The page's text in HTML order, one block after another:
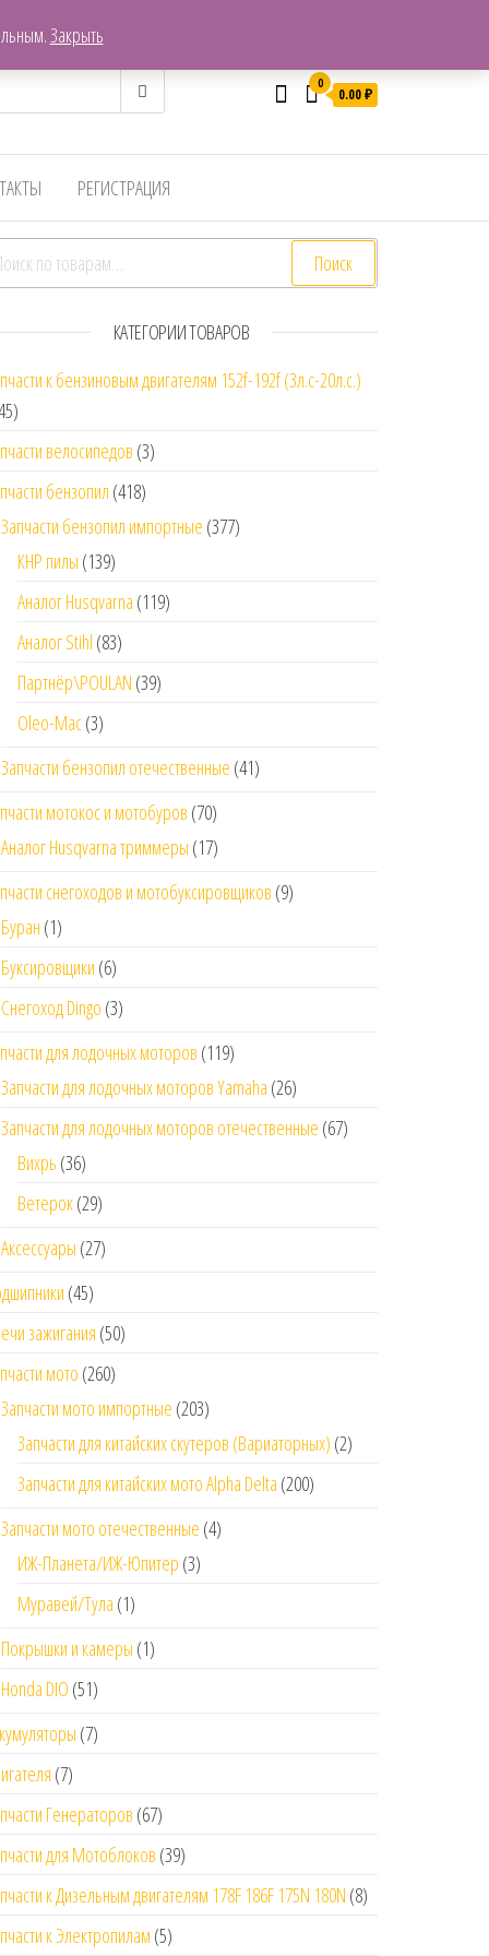
0
0.00₽
РЕГИСТРАЦИЯ
Поиск
КАТЕГОРИИ ТОВАРОВ
к бензиновым двигателям 152f-192f (3л.с-20л.с.)
велосипедов (3)
бензопил (418)
Запчасти бензопил импортные (377)
КНР пилы (139)
Аналог Husqvarna (119)
Аналог Stihl (83)
Партнёр\POULAN (39)
Oleo-Mac(3)
Запчасти бензопил отечественные (41)
мотокос и мотобуров (70)
Аналог Husqvarna триммеры (17)
снегоходов и мотобуксировщиков (9)
Буран (1)
Буксировщики (6)
Снегоход Dingo (3)
для лодочных моторов (119)
Запчасти для лодочных моторов Yamaha (26)
Запчасти для лодочных моторов отечественные (67)
Вихрь (36)
Ветерок(29)
Аксессуары (27)
(45)
зажигания (50)
мото (260)
Запчасти мото импортные (203)
Запчасти для китайских скутеров (Вариаторных) (2)
Запчасти для китайских мото Alpha Delta (200)
Запчасти мото отечественные (4)
ИЖ-Планета/ИЖ-Юпитер (3)
Муравей/Тула (1)
Покрышки и камеры (1)
Honda DIO (51)
(7)
(7)
Генераторов (67)
для Мотоблоков (39)
к Дизельным двигателям 178F 186F 175N 180N (8)
к Электропилам (5)
Закрыть